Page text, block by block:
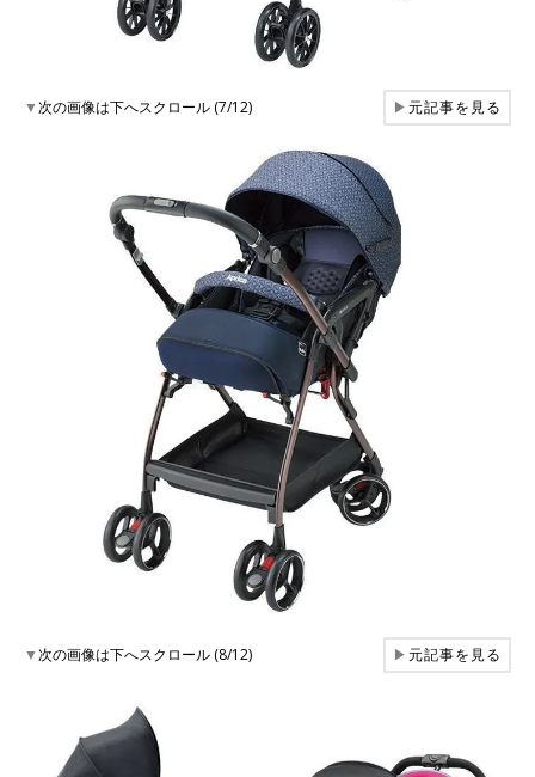
▼次の画像は下へスクロール (7/12) ▶元記事を見る
▼次の画像は下へスクロール (8/12) ▶元記事を見る